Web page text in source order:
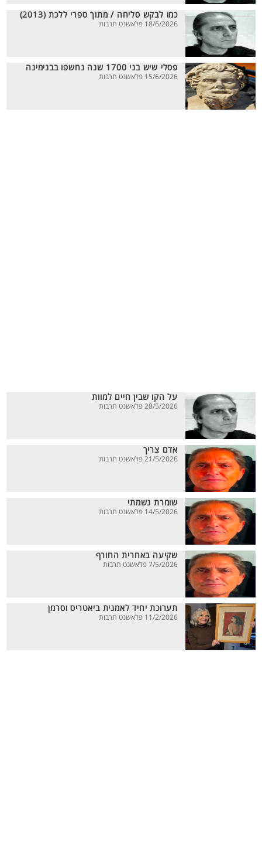
כמו לבקש סליחה / מתוך ספרי ללכת (2013)
18/6/2026 פלאשנט תרבות
פסלי שיש בני 1700 שנה נחשפו בבנימינה
15/6/2026 פלאשנט תרבות
על הקו שבין חיים למוות
28/5/2026 פלאשנט תרבות
אדם צריך
21/5/2026 פלאשנט תרבות
שומרת נשמתי
14/5/2026 פלאשנט תרבות
שקיעה באחרית החורף
7/5/2026 פלאשנט תרבות
תערוכת יחיד לאמנית ביאטריס וסרמן
11/2/2026 פלאשנט תרבות